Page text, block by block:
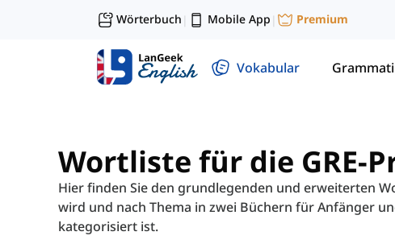
Wörterbuch | Mobile App | Premium
Vokabular
Wortliste für die GRE-
Hier finden Sie den grundlegenden und erweiterten
wird und nach Thema in zwei Büchern für Anfänger
kategorisiert ist.